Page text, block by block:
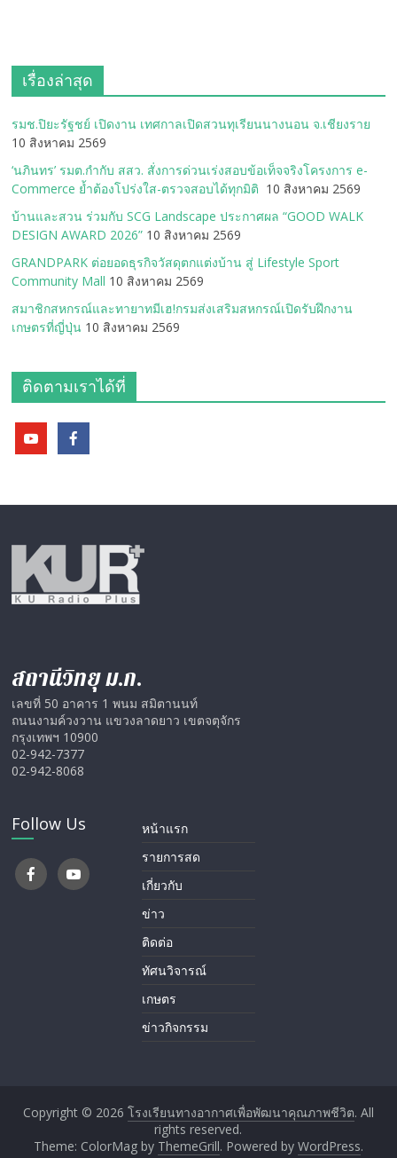
เรื่องล่าสุด
รมช.ปิยะรัฐชย์ เปิดงาน เทศกาลเปิดสวนทุเรียนนางนอน จ.เชียงราย
10 สิงหาคม 2569
‘นภินทร’ รมต.กำกับ สสว. สั่งการด่วนเร่งสอบข้อเท็จจริงโครงการ e-
Commerce ย้ำต้องโปร่งใส-ตรวจสอบได้ทุกมิติ 10 สิงหาคม 2569
บ้านและสวน ร่วมกับ SCG Landscape ประกาศผล “GOOD WALK
DESIGN AWARD 2026” 10 สิงหาคม 2569
GRANDPARK ต่อยอดธุรกิจวัสดุตกแต่งบ้าน สู่ Lifestyle Sport
Community Mall 10 สิงหาคม 2569
สมาชิกสหกรณ์และทายาทมีเฮ!กรมส่งเสริมสหกรณ์เปิดรับฝึกงาน
เกษตรที่ญี่ปุ่น 10 สิงหาคม 2569
ติดตามเราได้ที่
สถานีวิทยุ ม.ก.
เลขที่ 50 อาคาร 1 พนม สมิตานนท์
ถนนงามค์วงวาน แขวงลาดยาว เขตจตุจักร
กรุงเทพฯ 10900
02-942-7377
02-942-8068
Follow Us
หน้าแรก
รายการสด
เกี่ยวกับ
ข่าว
ติดต่อ
ทัศนวิจารณ์
เกษตร
ข่าวกิจกรรม
Copyright © 2026 โรงเรียนทางอากาศ​เพื่อพัฒนาคุณภาพชีวิต. All
rights reserved.
Theme: ColorMag by ThemeGrill. Powered by WordPress.